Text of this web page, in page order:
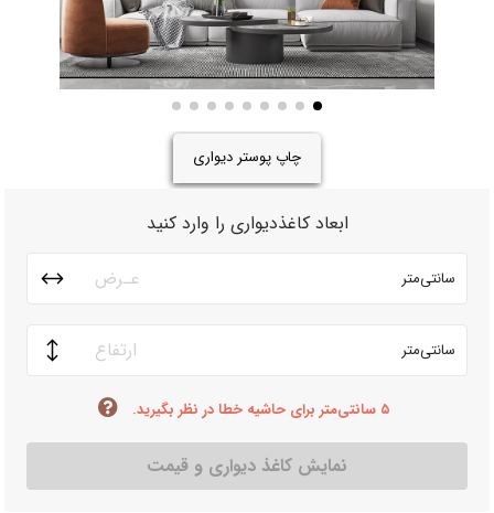
چاپ پوستر دیواری
ابعاد کاغذدیواری را وارد کنید
سانتی‌متر
سانتی‌متر
۵ سانتی‌متر برای حاشیه خطا در نظر بگیرید.
نمایش کاغذ دیواری و قیمت